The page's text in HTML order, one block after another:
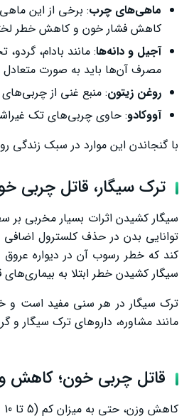
ماهی‌های چرب
کاهش فشار خون و کاهش خطر
آجیل و دانه‌ها: مانند بادام،
مصرف آن‌ها باید به صورت متعادل
روغن زیتون: منبع غنی از
آووکادو: حاوی چربی‌های تک
با گنجاندن این موارد در سبک
ترک سیگار، قاتل چربی
کند که خطر رسوب آن در دیواره
سیگار کشیدن خطر ابتلا به
ترک سیگار در هر سنی مفید است و
مانند مشاوره، داروهای ترک سیگار و
قاتل چربی خون؛ کاهش
کاهش وزن، حتی به میزان کم (5 تا 10 درصد وزن بدن)، می‌تواند فواید چشمگیری برای سلامت قلب داشته باشد، از جمله: